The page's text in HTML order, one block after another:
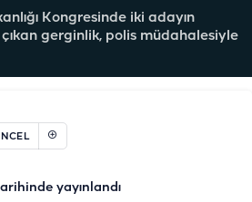
Kongresinde iki adayın
gerginlik, polis müdahalesiyle
yayınlandı